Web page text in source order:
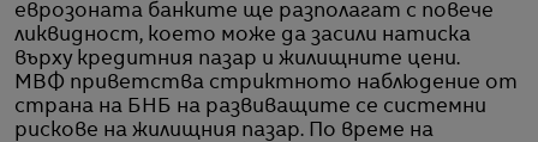
еврозоната банките ще разполагат с повече
ликвидност, което може да засили натиска
върху кредитния пазар и жилищните цени.
МВФ приветства стриктното наблюдение от
страна на БНБ на развиващите се системни
рискове на жилищния пазар. По време на